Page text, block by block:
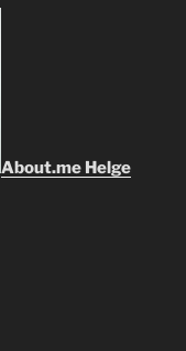
About.me Helge